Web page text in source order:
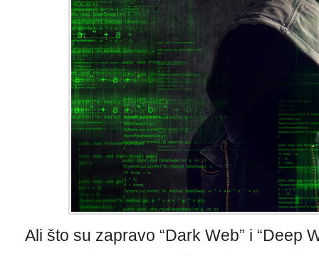
Ali što su zapravo “Dark Web” i “Deep